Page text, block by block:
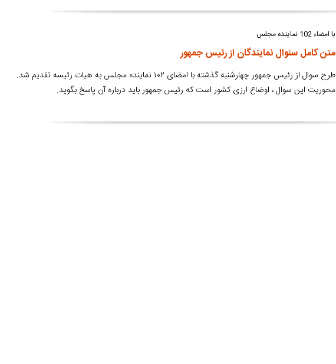
با امضاء 102 نماینده مجلس
متن کامل سئوال نمایندگان از رئیس جمهور
طرح سوال از رئیس جمهور چهارشنبه گذشته با امضای ۱۰۲ نماینده مجلس به هیات رئیسه تقدیم شد.
محوریت این سوال ، اوضاع ارزی کشور است که رئیس جمهور باید درباره آن پاسخ بگوید.